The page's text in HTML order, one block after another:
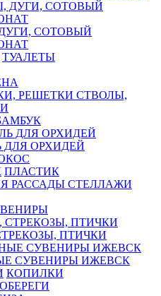
СОТОВЫЙ
ТУАЛЕТЫ
СТВОЛЫ,
ДЛЯ ОРХИДЕЙ
ПЛАСТИК
СТЕЛЛАЖИ
ПТИЧКИ
СУВЕНИРЫ ИЖЕВСК
КОПИЛКИ
ОБЕРЕГИ